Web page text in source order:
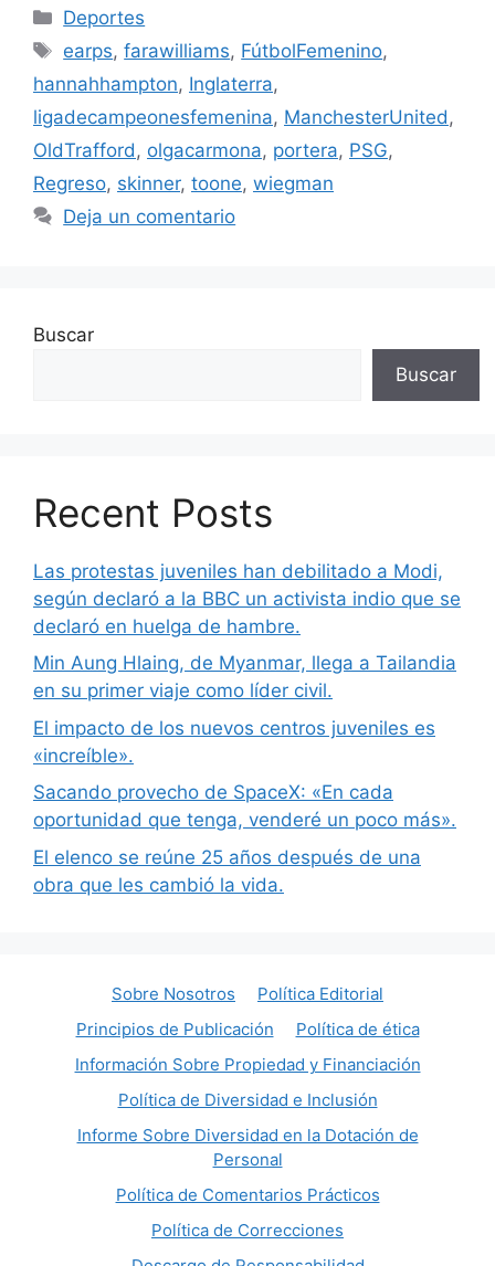
Categorías
Deportes
Etiquetas
earps,farawilliams, FútbolFemenino,
hannahhampton, Inglaterra,
ligadecampeonesfemenina, ManchesterUnited ,
OldTrafford , olgacarmona, portera, PSG,
Regreso, skinner, toone, wiegman
Deja un comentario
Buscar
Buscar
Recent Posts
Las protestas juveniles han debilitado a Modi,
según declaró a la BBC un activista indio que se
declaró en huelga de hambre.
Min Aung Hlaing, de Myanmar, llega a Tailandia
en su primer viaje como líder civil.
El impacto de los nuevos centros juveniles es
«increíble».
Sacando provecho de SpaceX: «En cada
oportunidad que tenga, venderé un poco más».
El elenco se reúne 25 años después de una
obra que les cambió la vida.
Sobre Nosotros
Política Editorial
Principios de Publicación
Política de ética
Información Sobre Propiedad y Financiación
Política de Diversidad e Inclusión
Informe Sobre Diversidad en la Dotación de
Personal
Política de Comentarios Prácticos
Política de Correcciones